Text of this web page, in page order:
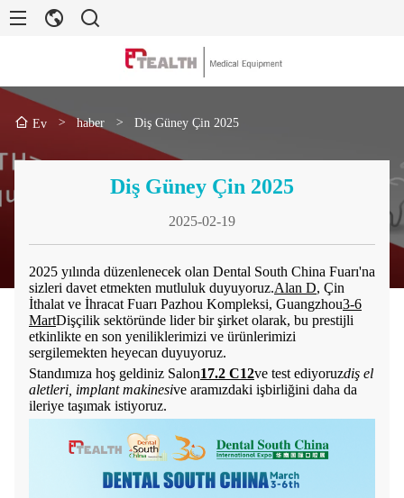
Ev > haber > Diş Güney Çin 2025
Diş Güney Çin 2025
2025-02-19
2025 yılında düzenlenecek olan Dental South China Fuarı'na
sizleri davet etmekten mutluluk duyuyoruz.Alan D, Çin
İthalat ve İhracat Fuarı Pazhou Kompleksi, Guangzhou3-6
MartDişçilik sektöründe lider bir şirket olarak, bu prestijli
etkinlikte en son yeniliklerimizi ve ürünlerimizi
sergilemekten heyecan duyuyoruz.
Standımıza hoş geldiniz Salon17.2 C12ve test ediyoruzdiş el
aletleri, implant makinesive aramızdaki işbirliğini daha da
ileriye taşımak istiyoruz.